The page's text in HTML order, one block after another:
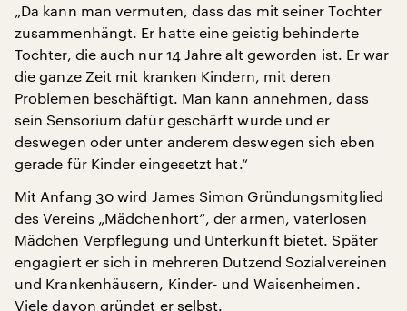
„Da kann man vermuten, dass das mit seiner Tochter
zusammenhängt. Er hatte eine geistig behinderte
Tochter, die auch nur 14 Jahre alt geworden ist. Er war
die ganze Zeit mit kranken Kindern, mit deren
Problemen beschäftigt. Man kann annehmen, dass
sein Sensorium dafür geschärft wurde und er
deswegen oder unter anderem deswegen sich eben
gerade für Kinder eingesetzt hat.“
Mit Anfang 30 wird James Simon Gründungsmitglied
des Vereins „Mädchenhort“, der armen, vaterlosen
Mädchen Verpflegung und Unterkunft bietet. Später
engagiert er sich in mehreren Dutzend Sozialvereinen
und Krankenhäusern, Kinder- und Waisenheimen.
Viele davon gründet er selbst.